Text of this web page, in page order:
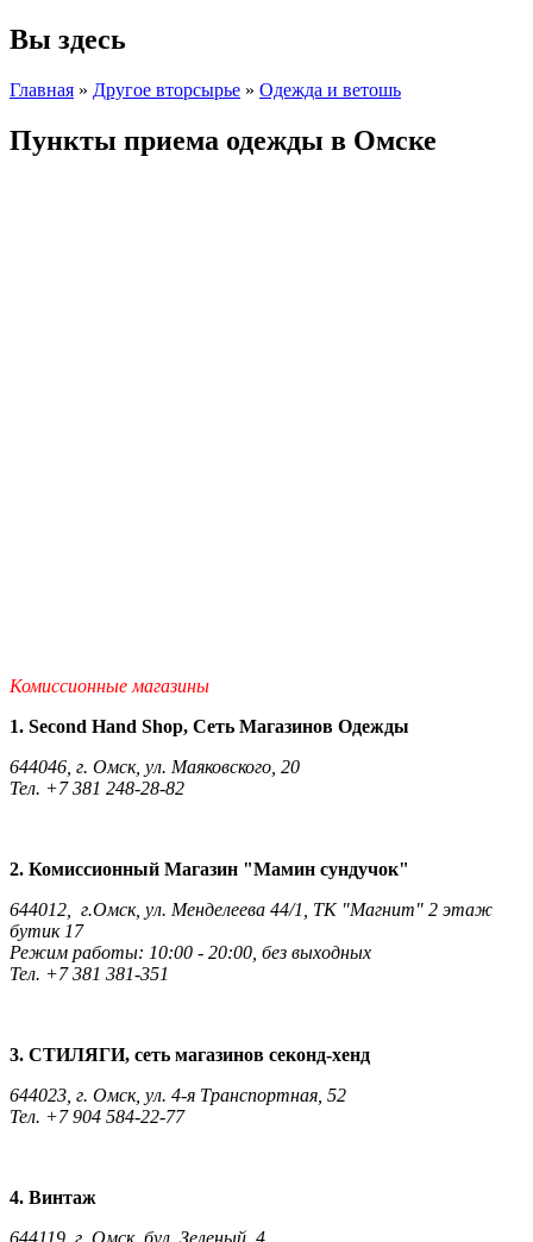
Вы здесь
Главная » Другое вторсырье » Одежда и ветошь
Пункты приема одежды в Омске
Комиссионные магазины
1. Second Hand Shop, Сеть Магазинов Одежды
644046, г. Омск, ул. Маяковского, 20
Тел. +7 381 248-28-82
2. Комиссионный Магазин "Мамин сундучок"
644012, г.Омск, ул. Менделеева 44/1, ТК "Магнит" 2 этаж
бутик 17
Режим работы: 10:00 - 20:00, без выходных
Тел. +7 381 381-351
3. СТИЛЯГИ, сеть магазинов секонд-хенд
644023, г. Омск, ул. 4-я Транспортная, 52
Тел. +7 904 584-22-77
4. Винтаж
644119, г. Омск, бул. Зеленый, 4